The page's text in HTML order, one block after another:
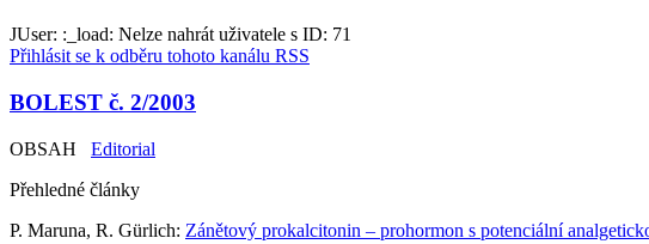
JUser: :_load: Nelze nahrát uživatele s ID: 71
Přihlásit se k odběru tohoto kanálu RSS
BOLEST č. 2/2003
OBSAH Editorial
Přehledné články
P. Maruna, R. Gürlich: Zánětový prokalcitonin – prohormon s potenciální